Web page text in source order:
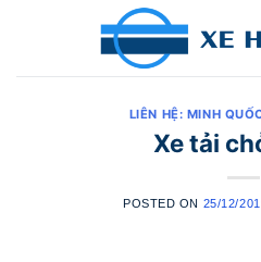
LIÊN HỆ: MINH
Xe tải
POSTED ON 25/12/